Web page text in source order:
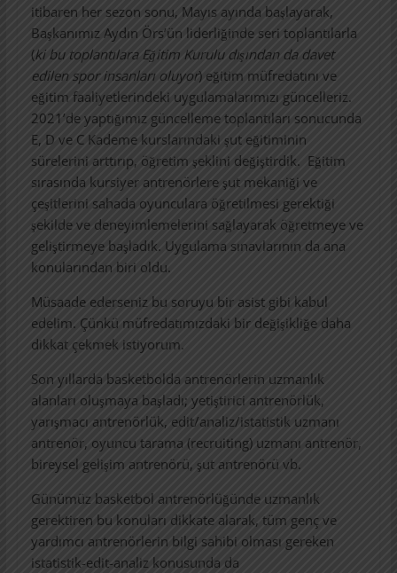
itibaren her sezon sonu, Mayıs ayında başlayarak,
Başkanımız Aydın Örs’ün liderliğinde seri toplantılarla
(ki bu toplantılara Eğitim Kurulu dışından da davet
edilen spor insanları oluyor) eğitim müfredatını ve
eğitim faaliyetlerindeki uygulamalarımızı güncelleriz.
2021’de yaptığımız güncelleme toplantıları sonucunda
E, D ve C Kademe kurslarındaki şut eğitiminin
sürelerini arttırıp, öğretim şeklini değiştirdik. Eğitim
sırasında kursiyer antrenörlere şut mekaniği ve
çeşitlerini sahada oyunculara öğretilmesi gerektiği
şekilde ve deneyimlemelerini sağlayarak öğretmeye ve
geliştirmeye başladık. Uygulama sınavlarının da ana
konularından biri oldu.
Müsaade ederseniz bu soruyu bir asist gibi kabul
edelim. Çünkü müfredatımızdaki bir değişikliğe daha
dikkat çekmek istiyorum.
Son yıllarda basketbolda antrenörlerin uzmanlık
alanları oluşmaya başladı; yetiştirici antrenörlük,
yarışmacı antrenörlük, edit/analiz/istatistik uzmanı
antrenör, oyuncu tarama (recruiting) uzmanı antrenör,
bireysel gelişim antrenörü, şut antrenörü vb.
Günümüz basketbol antrenörlüğünde uzmanlık
gerektiren bu konuları dikkate alarak, tüm genç ve
yardımcı antrenörlerin bilgi sahibi olması gereken
istatistik-edit-analiz konusunda da